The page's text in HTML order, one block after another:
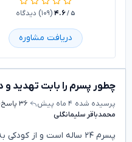
۴.۶/ ۵ (۱۰۹) دیدگاه
دریافت مشاوره
چطور پسرم را بابت تهدید و
پرسیده شده ۴ ماه پیش ۳۶ پاسخ
محمدباقر سلیمانگلی
پسرم ۲۴ ساله است و از